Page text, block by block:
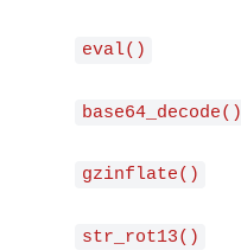
eval()
base64_decode()
gzinflate()
str_rot13()